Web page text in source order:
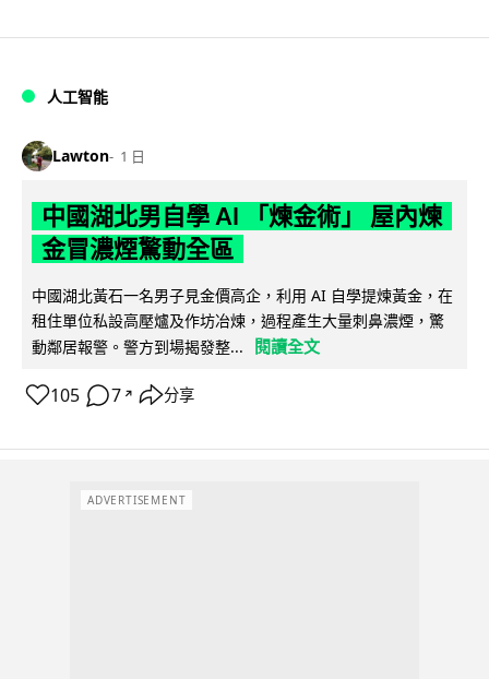
人工智能
Lawton 1 日
中國湖北男自學 AI 「煉金術」 屋內煉
金冒濃煙驚動全區
中國湖北黃石一名男子見金價高企，利用 AI 自學提煉黃金，在
租住單位私設高壓爐及作坊冶煉，過程產生大量刺鼻濃煙，驚
動鄰居報警。警方到場揭發整...
閱讀全文
105 7 ↗ 分享
ADVERTISEMENT